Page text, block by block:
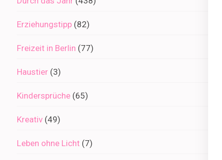
Erziehungstipp (82)
Freizeit in Berlin (77)
Haustier (3)
Kindersprüche (65)
Kreativ (49)
Leben ohne Licht (7)